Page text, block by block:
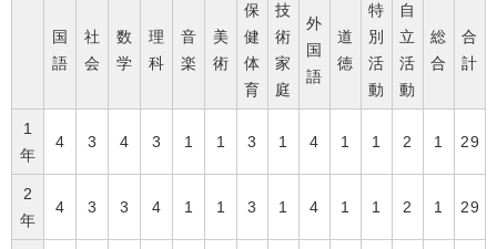
国
語
社
会
数
学
理
科
音
楽
美
術
保
健
体
育
技
術
家
庭
外
国
語
道
徳
特
別
活
動
自
立
活
動
総
合
合
計
1
年
4 3 4 3 1 1 3 1 4 1 1 2 1 29
2
年
4 3 3 4 1 1 3 1 4 1 1 2 1 29